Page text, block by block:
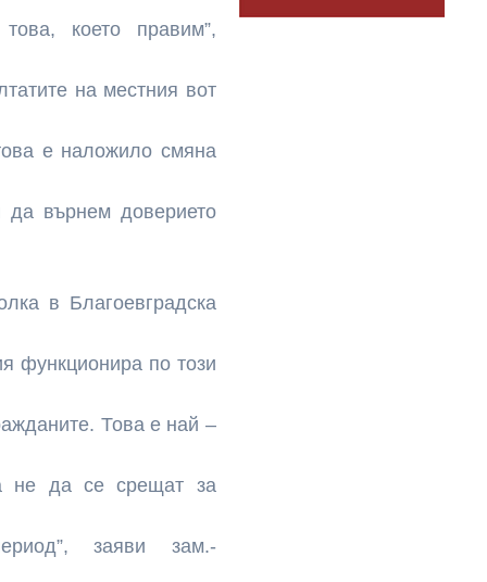
което правим”,
на местния вот
е наложило смяна
върнем доверието
в Благоевградска
функционира по този
Това е най –
не да се срещат за
заяви зам.-